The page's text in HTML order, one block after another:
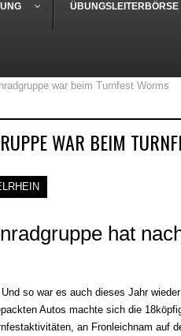
ÜBUNGSLEITERBÖRSE
war beim Turnfest Worms
WAR BEIM
hat
so war es auch dieses Jahr
Autos machte sich die
an Fronleichnam auf